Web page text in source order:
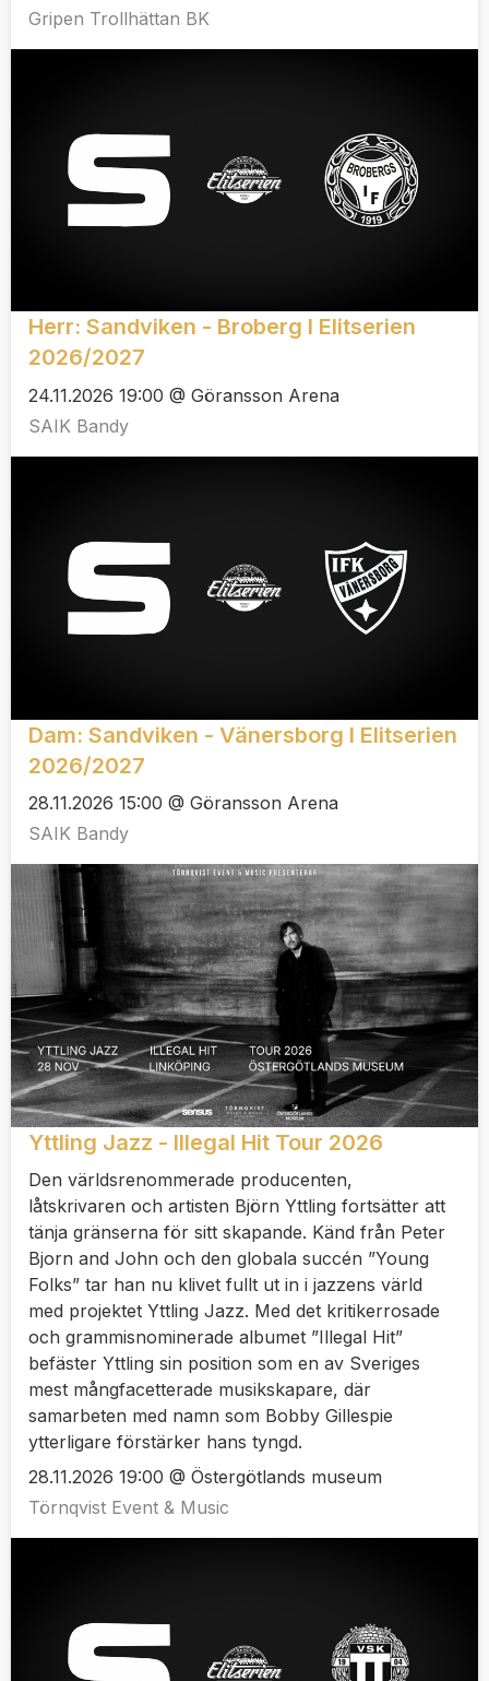
Gripen Trollhättan BK
Herr: Sandviken - Broberg I Elitserien
2026/2027
24.11.2026 19:00 @ Göransson Arena
SAIK Bandy
Dam: Sandviken - Vänersborg I Elitserien
2026/2027
28.11.2026 15:00 @ Göransson Arena
SAIK Bandy
Yttling Jazz - Illegal Hit Tour 2026
Den världsrenommerade producenten,
låtskrivaren och artisten Björn Yttling fortsätter att
tänja gränserna för sitt skapande. Känd från Peter
Bjorn and John och den globala succén ”Young
Folks” tar han nu klivet fullt ut in i jazzens värld
med projektet Yttling Jazz. Med det kritikerrosade
och grammisnominerade albumet ”Illegal Hit”
befäster Yttling sin position som en av Sveriges
mest mångfacetterade musikskapare, där
samarbeten med namn som Bobby Gillespie
ytterligare förstärker hans tyngd.
28.11.2026 19:00 @ Östergötlands museum
Törnqvist Event & Music